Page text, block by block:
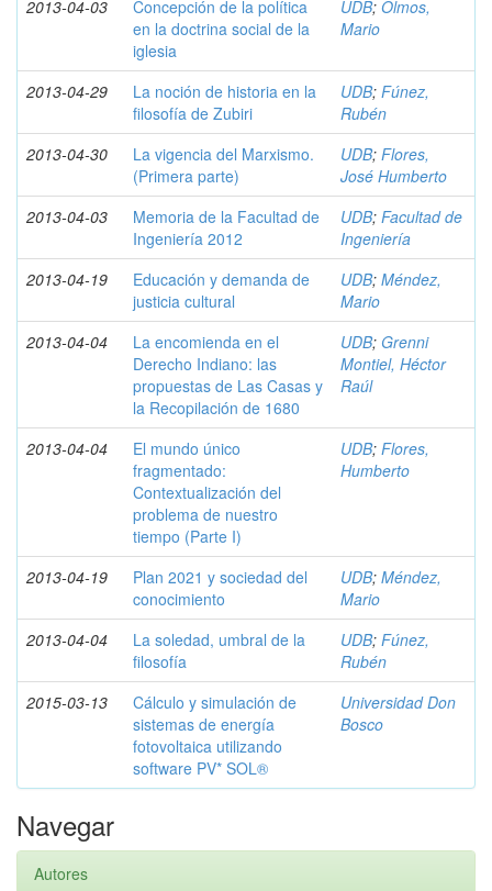
2013-04-03
Concepción de la política
en la doctrina social de la
iglesia
UDB; Olmos,
Mario
2013-04-29
La noción de historia en la
filosofía de Zubiri
UDB; Fúnez,
Rubén
2013-04-30
La vigencia del Marxismo.
(Primera parte)
UDB; Flores,
José Humberto
2013-04-03
Memoria de la Facultad de
Ingeniería 2012
UDB; Facultad de
Ingeniería
2013-04-19
Educación y demanda de
justicia cultural
UDB; Méndez,
Mario
2013-04-04
La encomienda en el
Derecho Indiano: las
propuestas de Las Casas y
la Recopilación de 1680
UDB; Grenni
Montiel, Héctor
Raúl
2013-04-04
El mundo único
fragmentado:
Contextualización del
problema de nuestro
tiempo (Parte I)
UDB; Flores,
Humberto
2013-04-19
Plan 2021 y sociedad del
conocimiento
UDB; Méndez,
Mario
2013-04-04
La soledad, umbral de la
filosofía
UDB; Fúnez,
Rubén
2015-03-13
Cálculo y simulación de
sistemas de energía
fotovoltaica utilizando
software PV* SOL®
Universidad Don
Bosco
Navegar
Autores